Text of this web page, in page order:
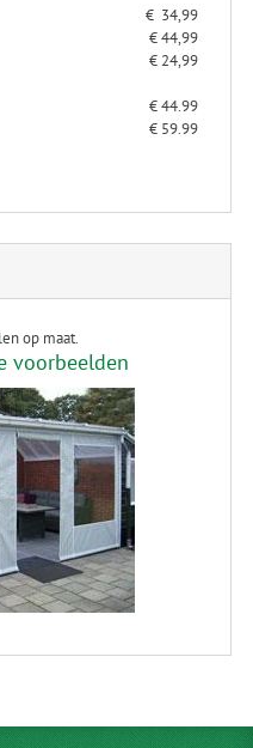
€ 34,99
€ 44,99
€ 24,99
€ 44.99
€ 59.99
op maat.
voorbeelden